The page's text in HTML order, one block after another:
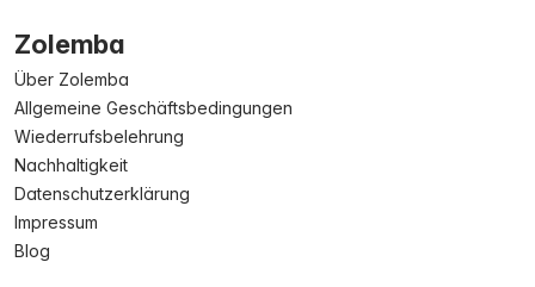
Zolemba
Über Zolemba
Allgemeine Geschäftsbedingungen
Wiederrufsbelehrung
Nachhaltigkeit
Datenschutzerklärung
Impressum
Blog